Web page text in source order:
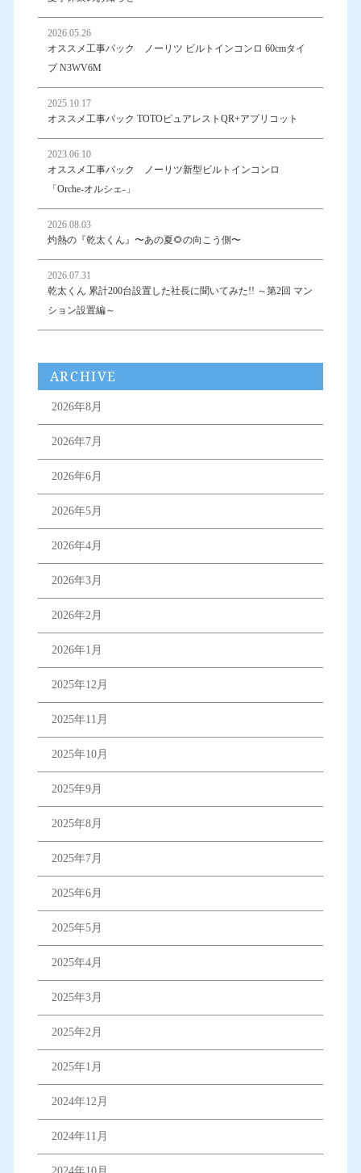
2026.05.26
オススメ工事パック ノーリツ ビルトインコンロ 60cmタイ
プ N3WV6M
2025.10.17
オススメ工事パック TOTOピュアレストQR+アプリコット
2023.06.10
オススメ工事パック ノーリツ新型ビルトインコンロ
「Orche-オルシェ-」
2026.08.03
灼熱の『乾太くん』〜あの夏🌻の向こう側〜
2026.07.31
乾太くん 累計200台設置した社長に聞いてみた!! ～第2回 マン
ション設置編～
ARCHIVE
2026年8月
2026年7月
2026年6月
2026年5月
2026年4月
2026年3月
2026年2月
2026年1月
2025年12月
2025年11月
2025年10月
2025年9月
2025年8月
2025年7月
2025年6月
2025年5月
2025年4月
2025年3月
2025年2月
2025年1月
2024年12月
2024年11月